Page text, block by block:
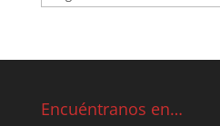
Encuéntranos en…